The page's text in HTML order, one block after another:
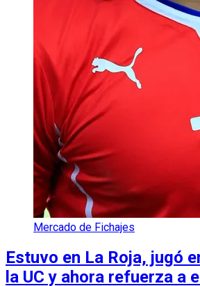
Mercado de Fichajes
Estuvo en La Roja, jugó
la UC y ahora refuerza a